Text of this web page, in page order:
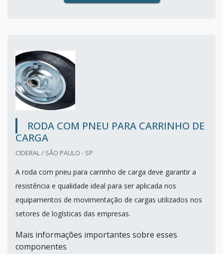
RODA COM PNEU PARA CARRINHO DE
CARGA
CIDERAL / SÃO PAULO - SP
A roda com pneu para carrinho de carga deve garantir a
resistência e qualidade ideal para ser aplicada nos
equipamentos de movimentação de cargas utilizados nos
setores de logísticas das empresas.
Mais informações importantes sobre esses
componentes